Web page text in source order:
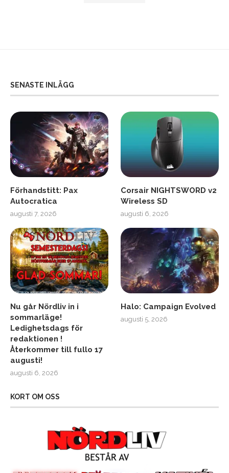
SENASTE INLÄGG
Förhandstitt: Pax
Autocratica
augusti 7, 2026
Corsair NIGHTSWORD v2
Wireless SD
augusti 6, 2026
Nu går Nördliv in i
sommarläge!
Ledighetsdags för
redaktionen !
Återkommer till fullo 17
augusti!
augusti 6, 2026
Halo: Campaign Evolved
augusti 5, 2026
KORT OM OSS